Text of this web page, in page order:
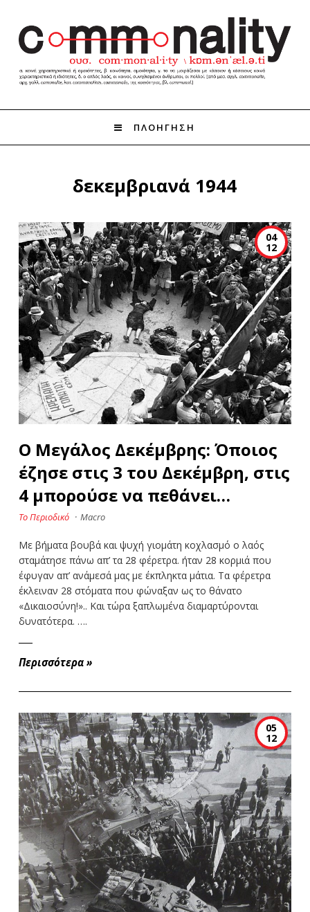
ΠΛΟΗΓΗΣΗ
δεκεμβριανά 1944
04
12
Ο Μεγάλος Δεκέμβρης: Όποιος
έζησε στις 3 του Δεκέμβρη, στις
4 μπορούσε να πεθάνει…
Το Περιοδικό · Macro
Με βήματα βουβά και ψυχή γιομάτη κοχλασμό ο λαός
σταμάτησε πάνω απ’ τα 28 φέρετρα. ήταν 28 κορμιά που
έφυγαν απ’ ανάμεσά μας με έκπληκτα μάτια. Τα φέρετρα
έκλειναν 28 στόματα που φώναξαν ως το θάνατο
«Δικαιοσύνη!».. Και τώρα ξαπλωμένα διαμαρτύρονται
δυνατότερα. ….
Περισσότερα »
05
12